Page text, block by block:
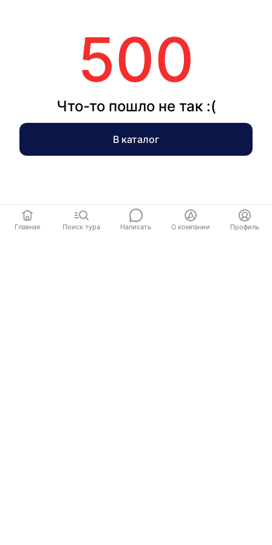
500
Что-то пошло не так :(
В каталог
Главная Поиск тура Написать О компании Профиль